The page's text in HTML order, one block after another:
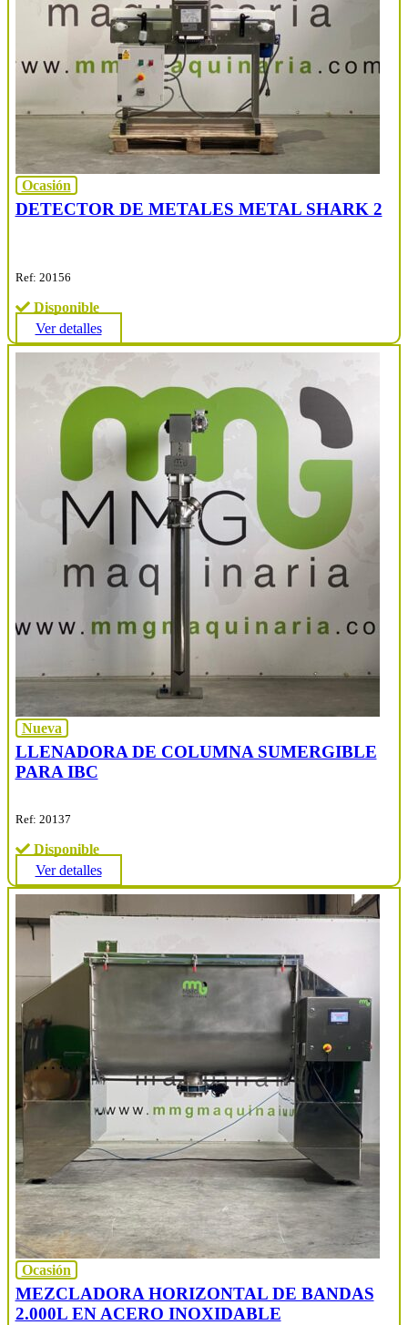
Ocasión
DETECTOR DE METALES METAL SHARK 2
Ref: 20156
Disponible
Ver detalles
Nueva
LLENADORA DE COLUMNA SUMERGIBLE
PARA IBC
Ref: 20137
Disponible
Ver detalles
Ocasión
MEZCLADORA HORIZONTAL DE BANDAS
2.000L EN ACERO INOXIDABLE